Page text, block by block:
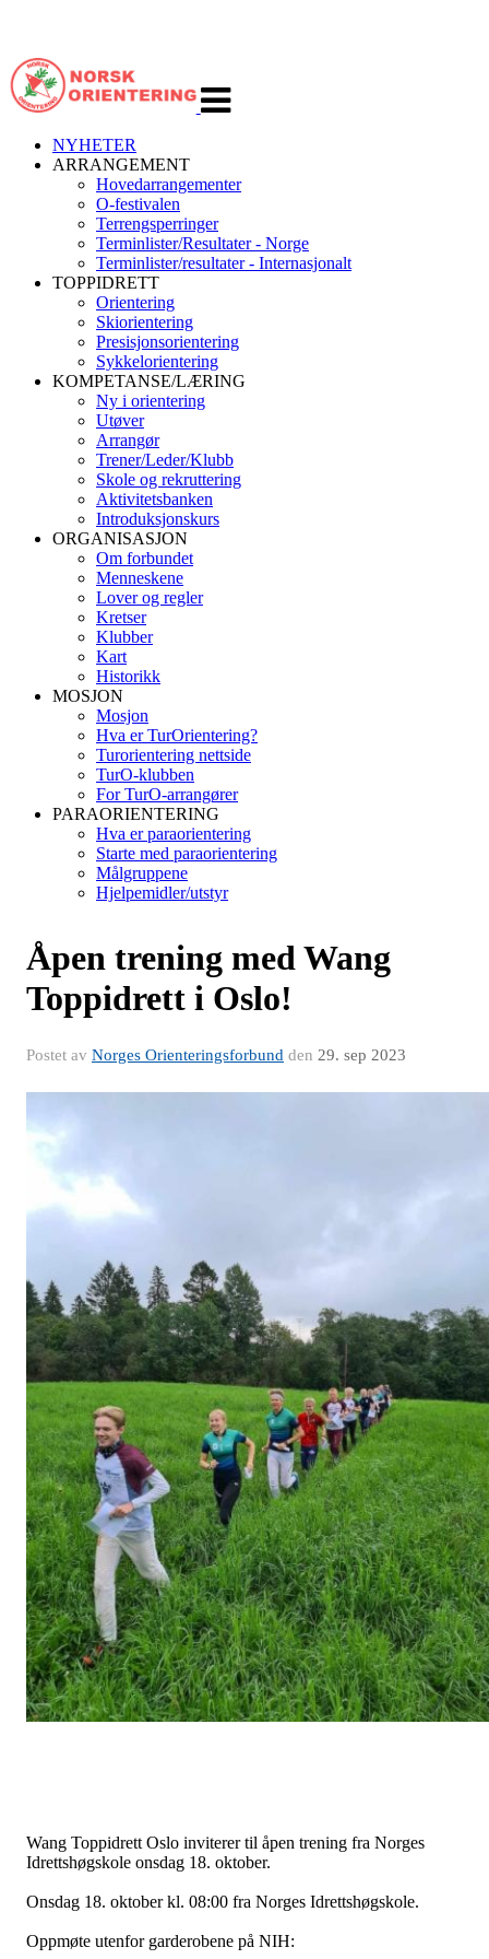
navigasjon
NYHETER
ARRANGEMENT
Hovedarrangementer
O-festivalen
Terrengsperringer
Terminlister/Resultater - Norge
Terminlister/resultater - Internasjonalt
TOPPIDRETT
Orientering
Skiorientering
Presisjonsorientering
Sykkelorientering
KOMPETANSE/LÆRING
Ny i orientering
Utøver
Arrangør
Trener/Leder/Klubb
Skole og rekruttering
Aktivitetsbanken
Introduksjonskurs
ORGANISASJON
Om forbundet
Menneskene
Lover og regler
Kretser
Klubber
Kart
Historikk
MOSJON
Mosjon
Hva er TurOrientering?
Turorientering nettside
TurO-klubben
For TurO-arrangører
PARAORIENTERING
Hva er paraorientering
Starte med paraorientering
Målgruppene
Hjelpemidler/utstyr
Åpen trening med Wang
Toppidrett i Oslo!
Postet av Norges Orienteringsforbund den 29. sep 2023
Wang Toppidrett Oslo inviterer til åpen trening fra Norges
Idrettshøgskole onsdag 18. oktober.
Onsdag 18. oktober kl. 08:00 fra Norges Idrettshøgskole.
Oppmøte utenfor garderobene på NIH: